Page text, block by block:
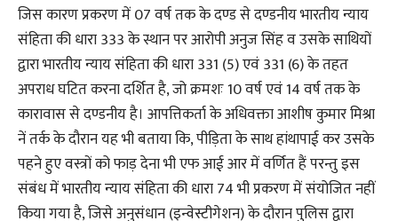
जिस कारण प्रकरण में 07 वर्ष तक के दण्ड से दण्डनीय भारतीय न्याय
संहिता की धारा 333 के स्थान पर आरोपी अनुज सिंह व उसके साथियों
द्वारा भारतीय न्याय संहिता की धारा 331 (5) एवं 331 (6) के तहत
अपराध घटित करना दर्शित है, जो क्रमशः 10 वर्ष एवं 14 वर्ष तक के
कारावास से दण्डनीय है। आपत्तिकर्ता के अधिवक्ता आशीष कुमार मिश्रा
नें तर्क के दौरान यह भी बताया कि, पीड़िता के साथ हांथापाई कर उसके
पहने हुए वस्त्रों को फाड़ देना भी एफ आई आर में वर्णित हैं परन्तु इस
संबंध में भारतीय न्याय संहिता की धारा 74 भी प्रकरण में संयोजित नहीं
किया गया है, जिसे अनुसंधान (इन्वेस्टीगेशन) के दौरान पुलिस द्वारा